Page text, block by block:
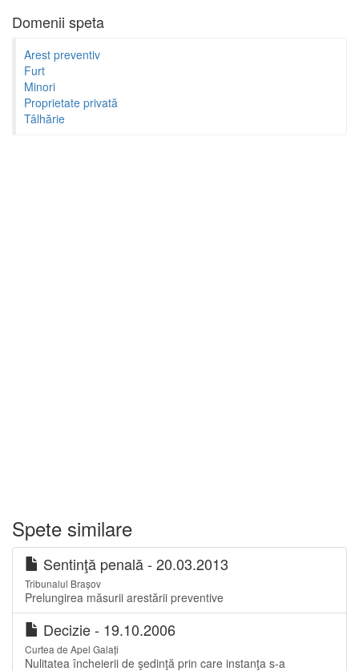
Domenii speta
Arest preventiv
Furt
Minori
Proprietate privată
Tâlhărie
Spete similare
Sentinţă penală - 20.03.2013
Tribunalul Brașov
Prelungirea măsurii arestării preventive
Decizie - 19.10.2006
Curtea de Apel Galați
Nulitatea încheierii de şedinţă prin care instanţa s-a